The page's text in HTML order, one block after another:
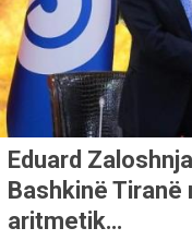
Eduard
Bashkinë
aritmetik…